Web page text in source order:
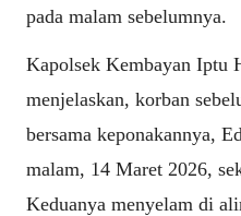
pada malam sebelumnya.
Kapolsek Kembayan Iptu
menjelaskan, korban
bersama keponakannya,
malam, 14 Maret 2026,
Keduanya menyelam di